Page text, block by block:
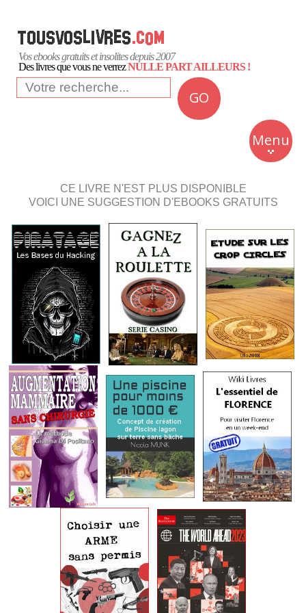
Vos ebooks gratuits et insolites depuis 2007
Des livres que vous ne verrezNULLE PART AILLEURS !
GO
Menu
Insolite
Business
Romans
Quotidien
CE LIVRE N'EST PLUS DISPONIBLE
VOICI UNE SUGGESTION D'EBOOKS GRATUITS